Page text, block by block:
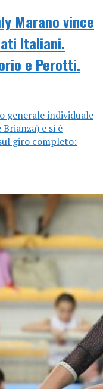
Marano vince
Italiani.
e Perotti.
generale individuale
e si è
giro completo: